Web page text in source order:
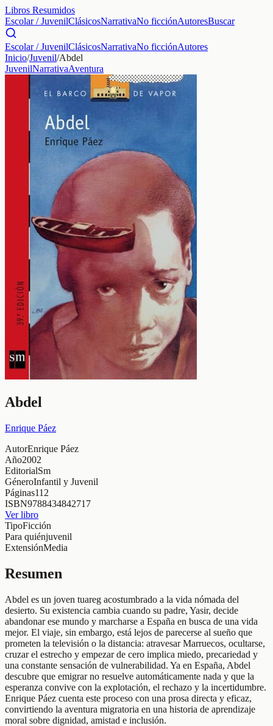
Libros Resumidos
Escolar / JuvenilClásicosNarrativaNo ficciónAutoresBuscar
Escolar / JuvenilClásicosNarrativaNo ficciónAutores
Inicio/Juvenil/Abdel
JuvenilNarrativaAventura
Abdel
Enrique Páez
AutorEnrique Páez
Año2002
EditorialSm
GéneroInfantil y Juvenil
Páginas112
ISBN9788434842717
Ver libro
TipoFicción
Para quiénjuvenil
ExtensiónMedia
Resumen
Abdel es un joven tuareg acostumbrado a la vida nómada del
desierto. Su existencia cambia cuando su padre, Yasir, decide
abandonar ese mundo y marcharse a España en busca de una vida
mejor. El viaje, sin embargo, está lejos de parecerse al sueño que
prometen la televisión o la distancia: atravesar Marruecos, ocultarse,
cruzar el estrecho y empezar de cero implica miedo, precariedad y
una constante sensación de vulnerabilidad. Ya en España, Abdel
descubre que emigrar no resuelve automáticamente nada y que la
esperanza convive con la explotación, el rechazo y la incertidumbre.
Enrique Páez cuenta este proceso con una prosa directa y eficaz,
convirtiendo la aventura migratoria en una historia de aprendizaje
moral sobre dignidad, amistad e inclusión.